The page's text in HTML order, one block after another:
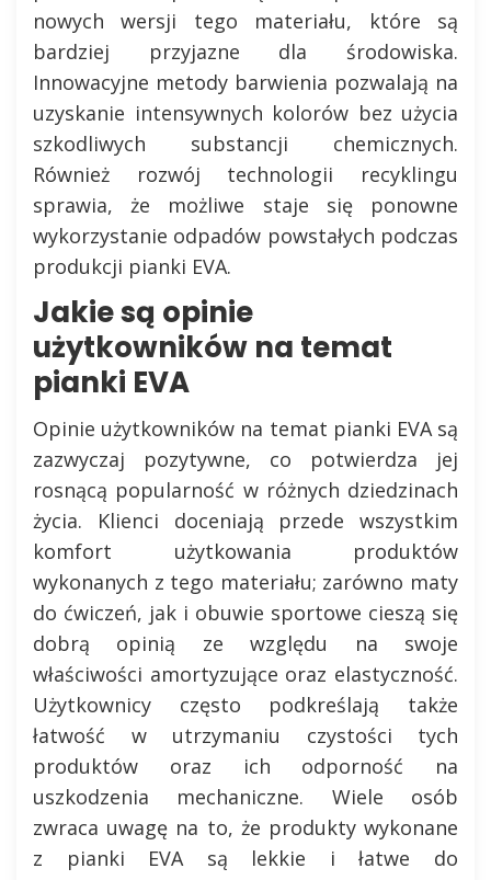
nowych wersji tego materiału, które są
bardziej przyjazne dla środowiska.
Innowacyjne metody barwienia pozwalają na
uzyskanie intensywnych kolorów bez użycia
szkodliwych substancji chemicznych.
Również rozwój technologii recyklingu
sprawia, że możliwe staje się ponowne
wykorzystanie odpadów powstałych podczas
produkcji pianki EVA.
Jakie są opinie
użytkowników na temat
pianki EVA
Opinie użytkowników na temat pianki EVA są
zazwyczaj pozytywne, co potwierdza jej
rosnącą popularność w różnych dziedzinach
życia. Klienci doceniają przede wszystkim
komfort użytkowania produktów
wykonanych z tego materiału; zarówno maty
do ćwiczeń, jak i obuwie sportowe cieszą się
dobrą opinią ze względu na swoje
właściwości amortyzujące oraz elastyczność.
Użytkownicy często podkreślają także
łatwość w utrzymaniu czystości tych
produktów oraz ich odporność na
uszkodzenia mechaniczne. Wiele osób
zwraca uwagę na to, że produkty wykonane
z pianki EVA są lekkie i łatwe do